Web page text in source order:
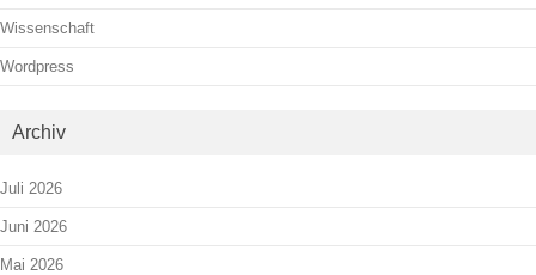
Wissenschaft
Wordpress
Archiv
Juli 2026
Juni 2026
Mai 2026